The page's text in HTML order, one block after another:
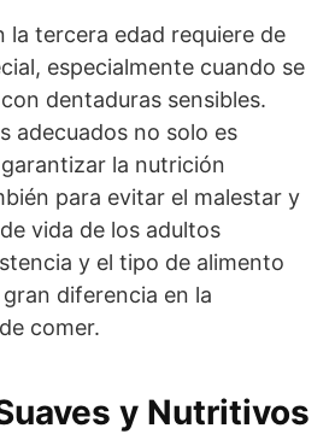
la tercera edad requiere de
especialmente cuando se
dentaduras sensibles.
adecuados no solo es
la nutrición
para evitar el malestar y
vida de los adultos
y el tipo de alimento
diferencia en la
comer.
y Nutritivos